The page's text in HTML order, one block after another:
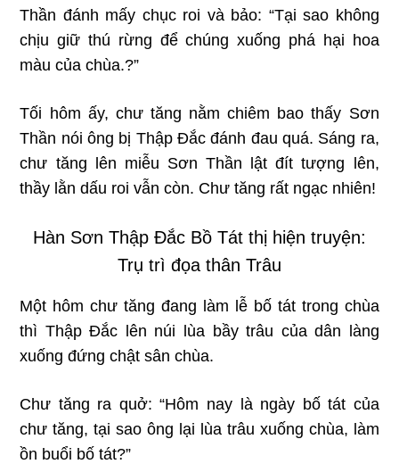
Thần đánh mấy chục roi và bảo: “Tại sao không
chịu giữ thú rừng để chúng xuống phá hại hoa
màu của chùa.?”
Tối hôm ấy, chư tăng nằm chiêm bao thấy Sơn
Thần nói ông bị Thập Đắc đánh đau quá. Sáng ra,
chư tăng lên miễu Sơn Thần lật đít tượng lên,
thầy lằn dấu roi vẫn còn. Chư tăng rất ngạc nhiên!
Hàn Sơn Thập Đắc Bồ Tát thị hiện truyện:
Trụ trì đọa thân Trâu
Một hôm chư tăng đang làm lễ bố tát trong chùa
thì Thập Đắc lên núi lùa bầy trâu của dân làng
xuống đứng chật sân chùa.
Chư tăng ra quở:“Hôm nay là ngày bố tát của
chư tăng, tại sao ông lại lùa trâu xuống chùa, làm
ồn buổi bố tát?”